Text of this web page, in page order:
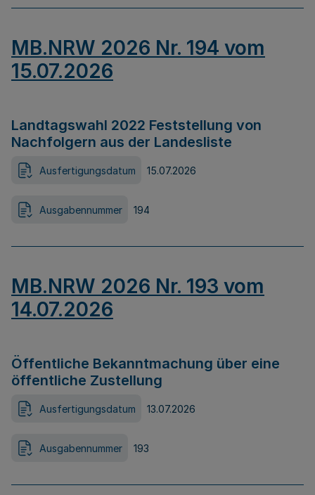
MB.NRW 2026 Nr. 194 vom
15.07.2026
Landtagswahl 2022 Feststellung von
Nachfolgern aus der Landesliste
Ausfertigungsdatum 15.07.2026
Ausgabennummer 194
MB.NRW 2026 Nr. 193 vom
14.07.2026
Öffentliche Bekanntmachung über eine
öffentliche Zustellung
Ausfertigungsdatum 13.07.2026
Ausgabennummer 193